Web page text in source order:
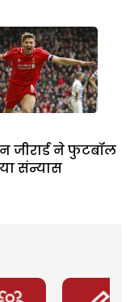
जीरार्ड ने फुटबॉल
संन्यास